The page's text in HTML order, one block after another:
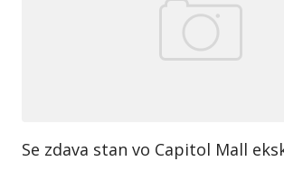
Se zdava stan vo Capitol Mall